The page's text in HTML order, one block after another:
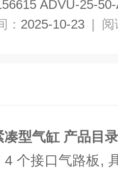
ADVU-25-
： 2025-10-23 | 阅
型气缸 产品目录
4 个接口气路板,